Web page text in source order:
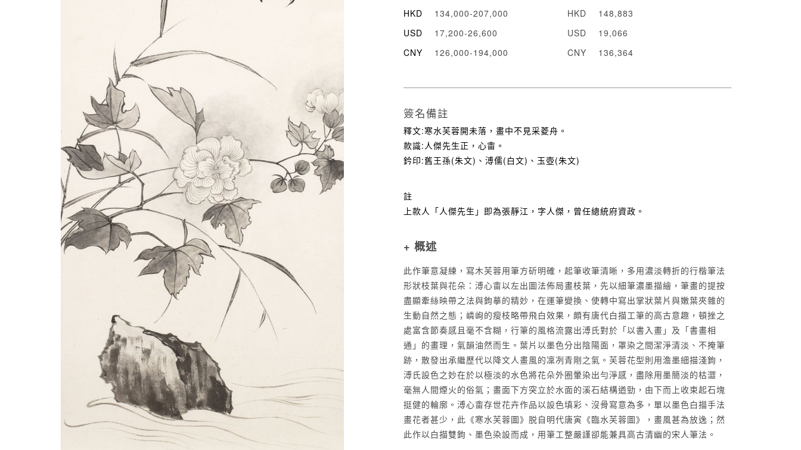
HKD
134,000-207,000
USD
17,200-26,600
CNY
126,000-194,000
HKD
148,883
USD
19,066
CNY
136,364
簽名備註
釋文:寒水芙蓉開未落，畫中不見采菱舟。
款識:人傑先生正，心畬。
鈐印:舊王孫(朱文)、溥儒(白文)、玉壺(朱文)
註
上款人「人傑先生」即為張靜江，字人傑，曾任總統府資政。
+ 概述
此作筆意凝練，寫木芙蓉用筆方斫明確，起筆收筆清晰，多用濃淡轉折的行楷筆法
形狀枝葉與花朵：溥心畬以左出圖法佈局畫枝葉，先以細筆濃墨描繪，筆畫的提按
盡顯牽絲映帶之法與鉤摹的精妙，在運筆變換、使轉中寫出掌狀葉片與嫩葉夾雜的
生動自然之態；嶙峋的瘦枝略帶飛白效果，頗有唐代白描工筆的高古意趣，頓挫之
處富含節奏感且毫不含糊，行筆的風格流露出溥氏對於「以書入畫」及「書畫相
通」的畫理，氣韻油然而生。葉片以墨色分出陰陽面，罩染之間潔淨清淡、不掩筆
跡，散發出承繼歷代以降文人畫風的凜冽青剛之氣。芙蓉花型則用澹墨細描淺鉤，
溥氏設色之妙在於以極淡的水色將花朵外圈暈染出勻淨感，盡除用墨簡淡的枯澀，
毫無人間煙火的俗氣；畫面下方突立於水面的溪石結構遒勁，由下而上收束起石塊
挺健的輪廓。溥心畬存世花卉作品以設色填彩、沒骨寫意為多，單以墨色白描手法
畫花者甚少，此《寒水芙蓉圖》脱自明代唐寅《臨水芙蓉圖》，畫風甚為放逸；然
此作以白描雙鉤、墨色染設而成，用筆工整嚴謹卻能兼具高古清幽的宋人筆法。